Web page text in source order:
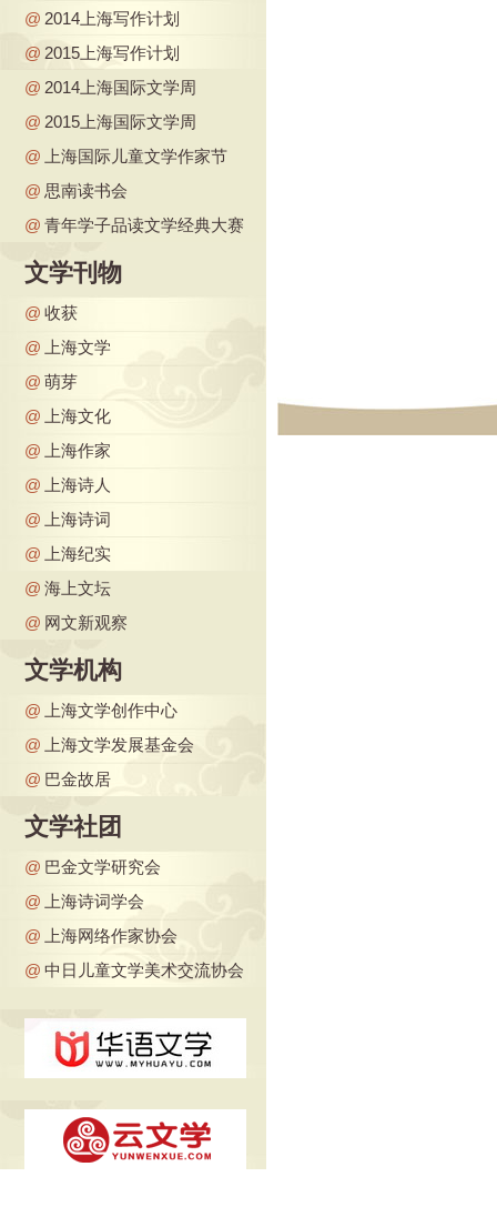
@ 2014上海写作计划
@ 2015上海写作计划
@ 2014上海国际文学周
@ 2015上海国际文学周
@
上海国际儿童文学作家节
@ 思南读书会
@ 青年学子品读文学经典大赛
文学刊物
@ 收获
@
上海文学
@ 萌芽
@
上海文化
@
上海作家
@
上海诗人
@
上海诗词
@
上海纪实
@ 海上文坛
@ 网文新观察
文学机构
@
上海文学创作中心
@
上海文学发展基金会
@ 巴金故居
文学社团
@ 巴金文学研究会
@
上海诗词学会
@
上海网络作家协会
@ 中日儿童文学美术交流协会